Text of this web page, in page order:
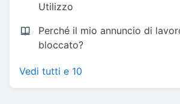
Utilizzo
Perché il mio annuncio di
bloccato?
Vedi tutti e 10